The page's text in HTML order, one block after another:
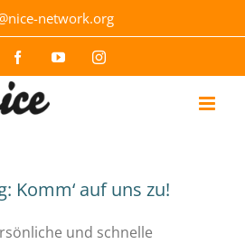
network.org
FacebookYouTubeInstagram
Komm‘ auf uns zu!
und schnelle